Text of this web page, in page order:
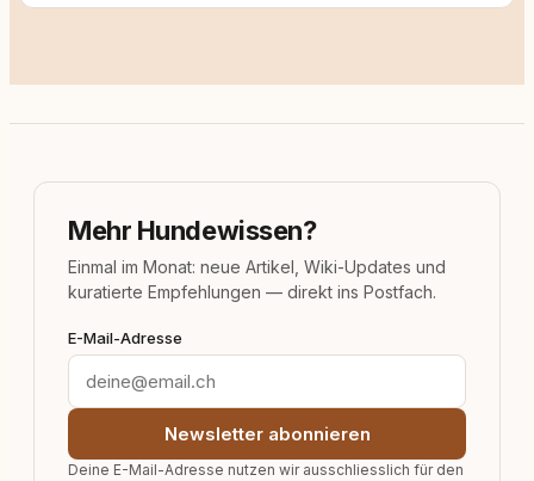
Mehr Hundewissen?
Einmal im Monat: neue Artikel, Wiki-Updates und
kuratierte Empfehlungen — direkt ins Postfach.
E-Mail-Adresse
Newsletter abonnieren
Deine E-Mail-Adresse nutzen wir ausschliesslich für den